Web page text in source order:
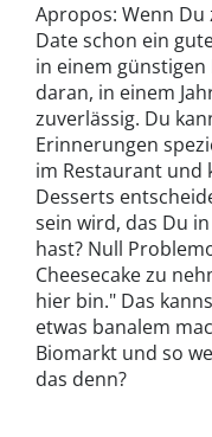
Apropos: Wenn
Date schon ein
in einem
daran, in einem
zuverlässig. Du
Erinnerungen
im Restaurant und
Desserts
sein wird, das Du
hast? Null
Cheesecake zu
hier bin." Das
etwas banalem
Biomarkt und so
das denn?